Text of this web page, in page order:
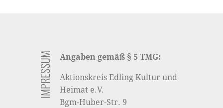
IMPRESSUM Angaben gemäß § 5 TMG:
Aktionskreis Edling Kultur und
Heimat e.V.
Bgm-Huber-Str. 9